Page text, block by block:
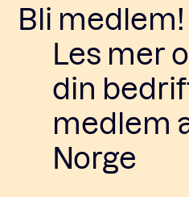
Bli medlem!
Les mer
din
medlem
Norge